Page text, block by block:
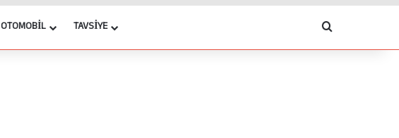
OTOMOBIL TAVSIYE Arama yap